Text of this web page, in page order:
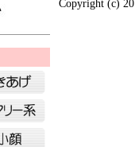
Copyright (c)